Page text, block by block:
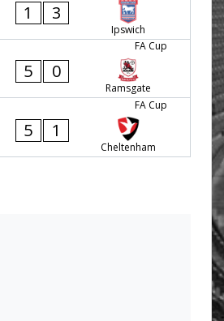
1 3
Ipswich
FA Cup
5 0
Ramsgate
FA Cup
5 1
Cheltenham